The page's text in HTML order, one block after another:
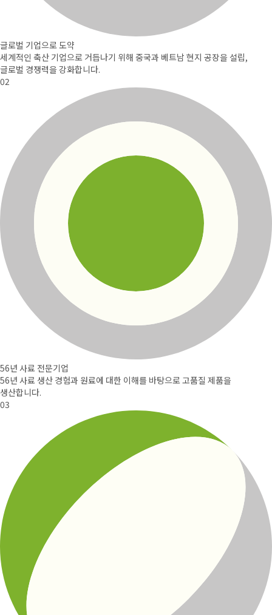
글로벌 기업으로 도약
세계적인 축산 기업으로 거듭나기 위해 중국과 베트남 현지 공장을 설립,
글로벌 경쟁력을 강화합니다.
02
56년 사료 전문기업
56년 사료 생산 경험과 원료에 대한 이해를 바탕으로 고품질 제품을
생산합니다.
03